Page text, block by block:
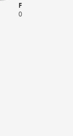
F
0